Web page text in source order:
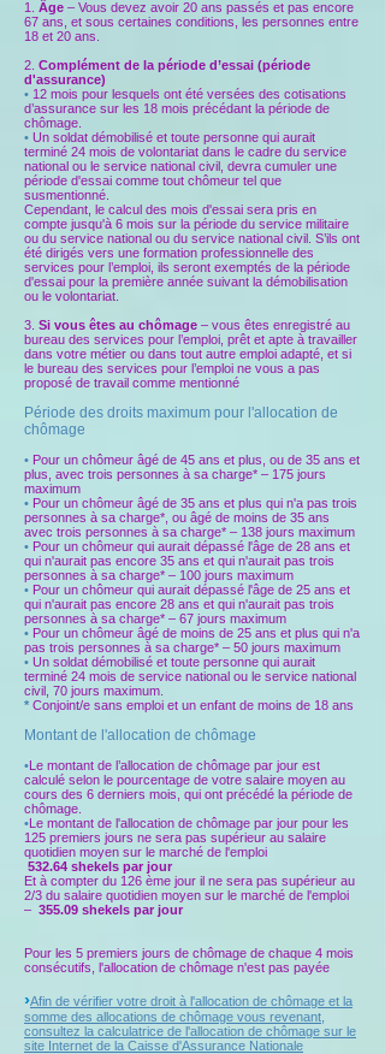
1. Âge – Vous devez avoir 20 ans passés et pas encore
67 ans, et sous certaines conditions, les personnes entre
18 et 20 ans.
2. Complément de la période d’essai (période
d'assurance)
• 12 mois pour lesquels ont été versées des cotisations
d’assurance sur les 18 mois précédant la période de
chômage.
• Un soldat démobilisé et toute personne qui aurait
terminé 24 mois de volontariat dans le cadre du service
national ou le service national civil, devra cumuler une
période d'essai comme tout chômeur tel que
susmentionné.
Cependant, le calcul des mois d'essai sera pris en
compte jusqu'à 6 mois sur la période du service militaire
ou du service national ou du service national civil. S’ils ont
été dirigés vers une formation professionnelle des
services pour l’emploi, ils seront exemptés de la période
d'essai pour la première année suivant la démobilisation
ou le volontariat.
3. Si vous êtes au chômage – vous êtes enregistré au
bureau des services pour l’emploi, prêt et apte à travailler
dans votre métier ou dans tout autre emploi adapté, et si
le bureau des services pour l’emploi ne vous a pas
proposé de travail comme mentionné
Période des droits maximum pour l'allocation de
chômage
• Pour un chômeur âgé de 45 ans et plus, ou de 35 ans et
plus, avec trois personnes à sa charge* – 175 jours
maximum
• Pour un chômeur âgé de 35 ans et plus qui n'a pas trois
personnes à sa charge*, ou âgé de moins de 35 ans
avec trois personnes à sa charge* – 138 jours maximum
• Pour un chômeur qui aurait dépassé l'âge de 28 ans et
qui n'aurait pas encore 35 ans et qui n'aurait pas trois
personnes à sa charge* – 100 jours maximum
• Pour un chômeur qui aurait dépassé l'âge de 25 ans et
qui n'aurait pas encore 28 ans et qui n'aurait pas trois
personnes à sa charge* – 67 jours maximum
• Pour un chômeur âgé de moins de 25 ans et plus qui n'a
pas trois personnes à sa charge* – 50 jours maximum
• Un soldat démobilisé et toute personne qui aurait
terminé 24 mois de service national ou le service national
civil, 70 jours maximum.
* Conjoint/e sans emploi et un enfant de moins de 18 ans
Montant de l'allocation de chômage
•Le montant de l’allocation de chômage par jour est
calculé selon le pourcentage de votre salaire moyen au
cours des 6 derniers mois, qui ont précédé la période de
chômage.
•Le montant de l'allocation de chômage par jour pour les
125 premiers jours ne sera pas supérieur au salaire
quotidien moyen sur le marché de l'emploi
532.64 shekels par jour
Et à compter du 126 ème jour il ne sera pas supérieur au
2/3 du salaire quotidien moyen sur le marché de l'emploi
– 355.09 shekels par jour
Pour les 5 premiers jours de chômage de chaque 4 mois
consécutifs, l'allocation de chômage n'est pas payée
›Afin de vérifier votre droit à l'allocation de chômage et la
somme des allocations de chômage vous revenant,
consultez la calculatrice de l'allocation de chômage sur le
site Internet de la Caisse d'Assurance Nationale